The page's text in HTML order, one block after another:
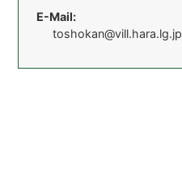
E-Mail:
toshokan@vill.hara.lg.jp